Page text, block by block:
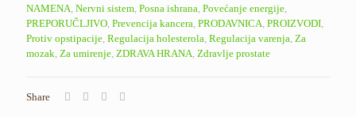
NAMENA, Nervni sistem, Posna ishrana, Povećanje energije,
PREPORUČLJIVO, Prevencija kancera, PRODAVNICA, PROIZVODI,
Protiv opstipacije, Regulacija holesterola, Regulacija varenja, Za
mozak, Za umirenje, ZDRAVA HRANA, Zdravlje prostate
Share